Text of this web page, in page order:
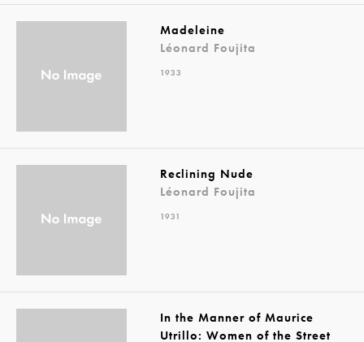
Madeleine
Léonard Foujita
1933
Reclining Nude
Léonard Foujita
1931
In the Manner of Maurice
Utrillo: Women of the Street